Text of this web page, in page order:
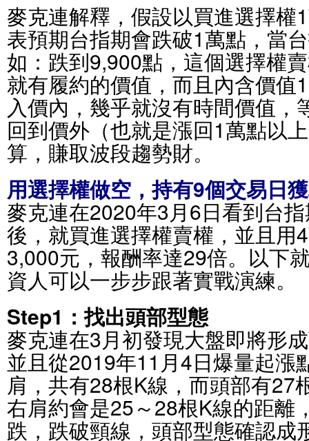
麥克連解釋，假設以買進選擇權
表預期台指期會跌破1萬點，當
如：跌到9,900點，這個選擇權
就有履約的價值，而且內含價值
入價內，幾乎就沒有時間價值，
回到價外（也就是漲回1萬點以
算，賺取波段趨勢財。
用選擇權做空，持有9個交易日
麥克連在2020年3月6日看到台
後，就買進選擇權賣權，並且用
3,000元，報酬率達29倍。以下
資人可以一步步跟著實戰演練。
Step1：找出頭部型態
麥克連在3月初發現大盤即將形
並且從2019年11月4日爆量起漲
肩，共有28根K線，而頭部有27
右肩約會是25～28根K線的距離
跌，跌破頸線，頭部型態確認成